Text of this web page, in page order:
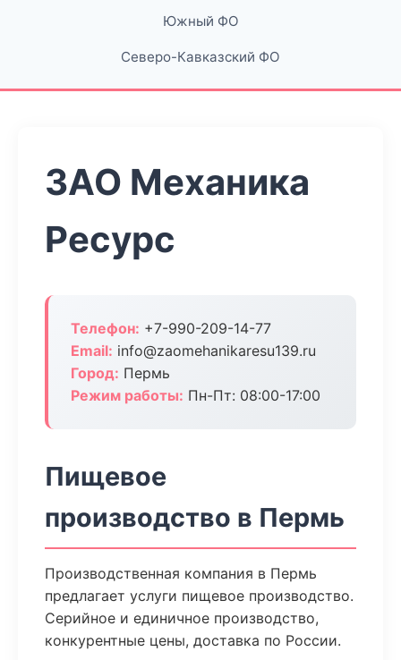
Южный ФО
Северо-Кавказский ФО
ЗАО Механика
Ресурс
Телефон: +7-990-209-14-77
Email: info@zaomehanikaresu139.ru
Город: Пермь
Режим работы: Пн-Пт: 08:00-17:00
Пищевое
производство в Пермь
Производственная компания в Пермь
предлагает услуги пищевое производство.
Серийное и единичное производство,
конкурентные цены, доставка по России.